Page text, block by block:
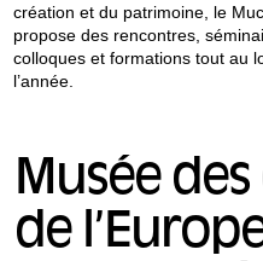
création et du patrimoine, le
propose des rencontres,
colloques et formations tout au
l’année.
Musée
de